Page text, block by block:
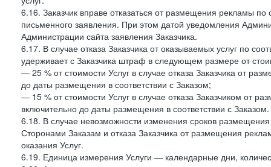
6.16. Заказчик вправе отказаться от размещения рекламы
письменного заявления. При этом датой уведомления
Администрации сайта заявления Заказчика.
6.17. В случае отказа Заказчика от оказываемых услуг по
удерживает с Заказчика штраф в следующем размере от
— 25 % от стоимости Услуг в случае отказа Заказчика от
до даты размещения в соответствии с Заказом;
— 15 % от стоимости Услуг в случае отказа Заказчиком от
включительно до даты размещения в соответствии с Заказом.
6.18. В случае невозможности изменения сроков
Сторонами Заказам и отказа Заказчика от размещения
оказания Услуг.
6.19. Единица измерения Услуги — календарные дни,